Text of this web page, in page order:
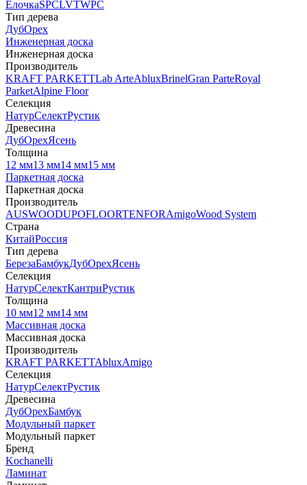
ЕлочкаSPCLVTWPC
Тип дерева
ДубОрех
Инженерная доска
Инженерная доска
Производитель
KRAFT PARKETTLab ArteAbluxBrinelGran ParteRoyal
ParketAlpine Floor
Селекция
НатурСелектРустик
Древесина
ДубОрехЯсень
Толщина
12 мм13 мм14 мм15 мм
Паркетная доска
Паркетная доска
Производитель
AUSWOODUPOFLOORTENFORAmigoWood System
Страна
КитайРоссия
Тип дерева
БерезаБамбукДубОрехЯсень
Селекция
НатурСелектКантриРустик
Толщина
10 мм12 мм14 мм
Массивная доска
Массивная доска
Производитель
KRAFT PARKETTAbluxAmigo
Селекция
НатурСелектРустик
Древесина
ДубОрехБамбук
Модульный паркет
Модульный паркет
Бренд
Kochanelli
Ламинат